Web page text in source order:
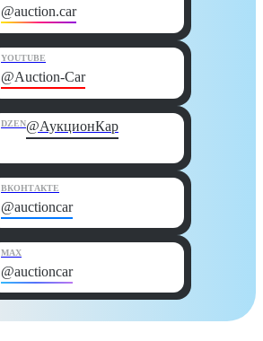
@auction.car
YOUTUBE
@Auction-Car
DZEN@АукционКар
ВКОНТАКТЕ
@auctioncar
MAX
@auctioncar